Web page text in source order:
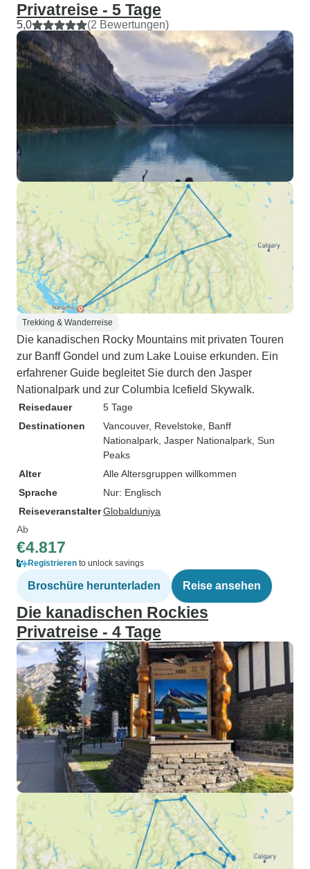
Privatreise - 5 Tage
5,0 (2 Bewertungen)
Trekking & Wanderreise
Die kanadischen Rocky Mountains mit privaten Touren
zur Banff Gondel und zum Lake Louise erkunden. Ein
erfahrener Guide begleitet Sie durch den Jasper
Nationalpark und zur Columbia Icefield Skywalk.
Reisedauer
5 Tage
Destinationen
Vancouver, Revelstoke , Banff
Nationalpark , Jasper Nationalpark , Sun
Peaks
Alter
Alle Altersgruppen willkommen
Sprache
Nur: Englisch
ReiseveranstalterGlobalduniya
Ab
€4.817
Registrieren to unlock savings
Broschüre herunterladen Reise ansehen
Die kanadischen Rockies
Privatreise - 4 Tage